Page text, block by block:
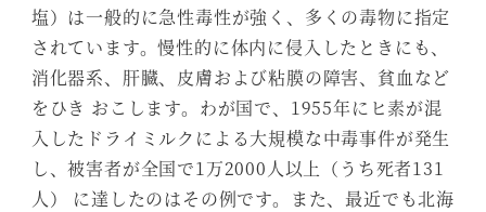
塩）は一般的に急性毒性が強く、多くの毒物に指定
されています。慢性的に体内に侵入したときにも、
消化器系、肝臓、皮膚および粘膜の障害、貧血など
をひき おこします。わが国で、1955年にヒ素が混
入したドライミルクによる大規模な中毒事件が発生
し、被害者が全国で1万2000人以上（うち死者131
人） に達したのはその例です。また、最近でも北海